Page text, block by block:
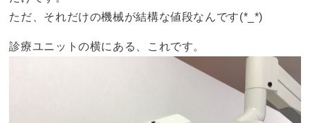
ただ、それだけの機械が結構な値段なんです(*_*)
診療ユニットの横にある、これです。